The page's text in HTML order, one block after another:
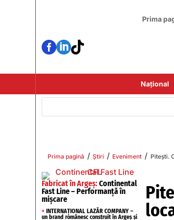
Prima

Național
Prima pagină / Știri / Eveniment / Pitești.
Fabricat în Argeș:Continental
Fast Line – Performanță în
mișcare
+ INTERNAȚIONAL LAZĂR COMPANY –
un brand românesc construit în Argeș și